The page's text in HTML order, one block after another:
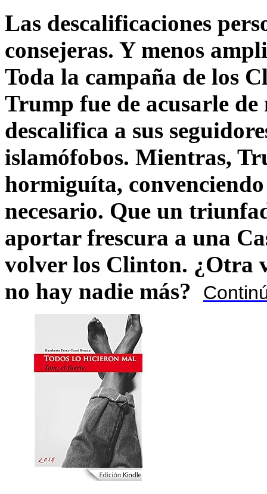
Las descalificaciones
consejeras. Y menos
Toda la campaña de los
Trump fue de acusarle
descalifica a sus
islamófobos. Mientras,
hormiguíta,
necesario. Que un
aportar frescura a una
volver los Clinton. ¿Otra
no hay nadie más?